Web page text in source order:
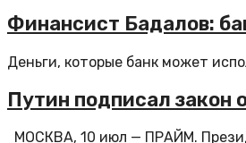
Финансист Бадалов:
Деньги, которые банк может
Путин подписал закон
МОСКВА, 10 июл — ПРАЙМ.